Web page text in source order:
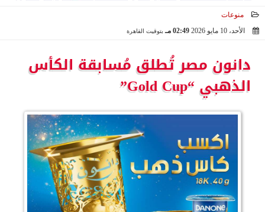
منوعات
الأحد، 10 مايو 2026
02:49 مـ بتوقيت القاهرة
دانون مصر تُطلق مُسابقة الكأس
الذهبي “Gold Cup”